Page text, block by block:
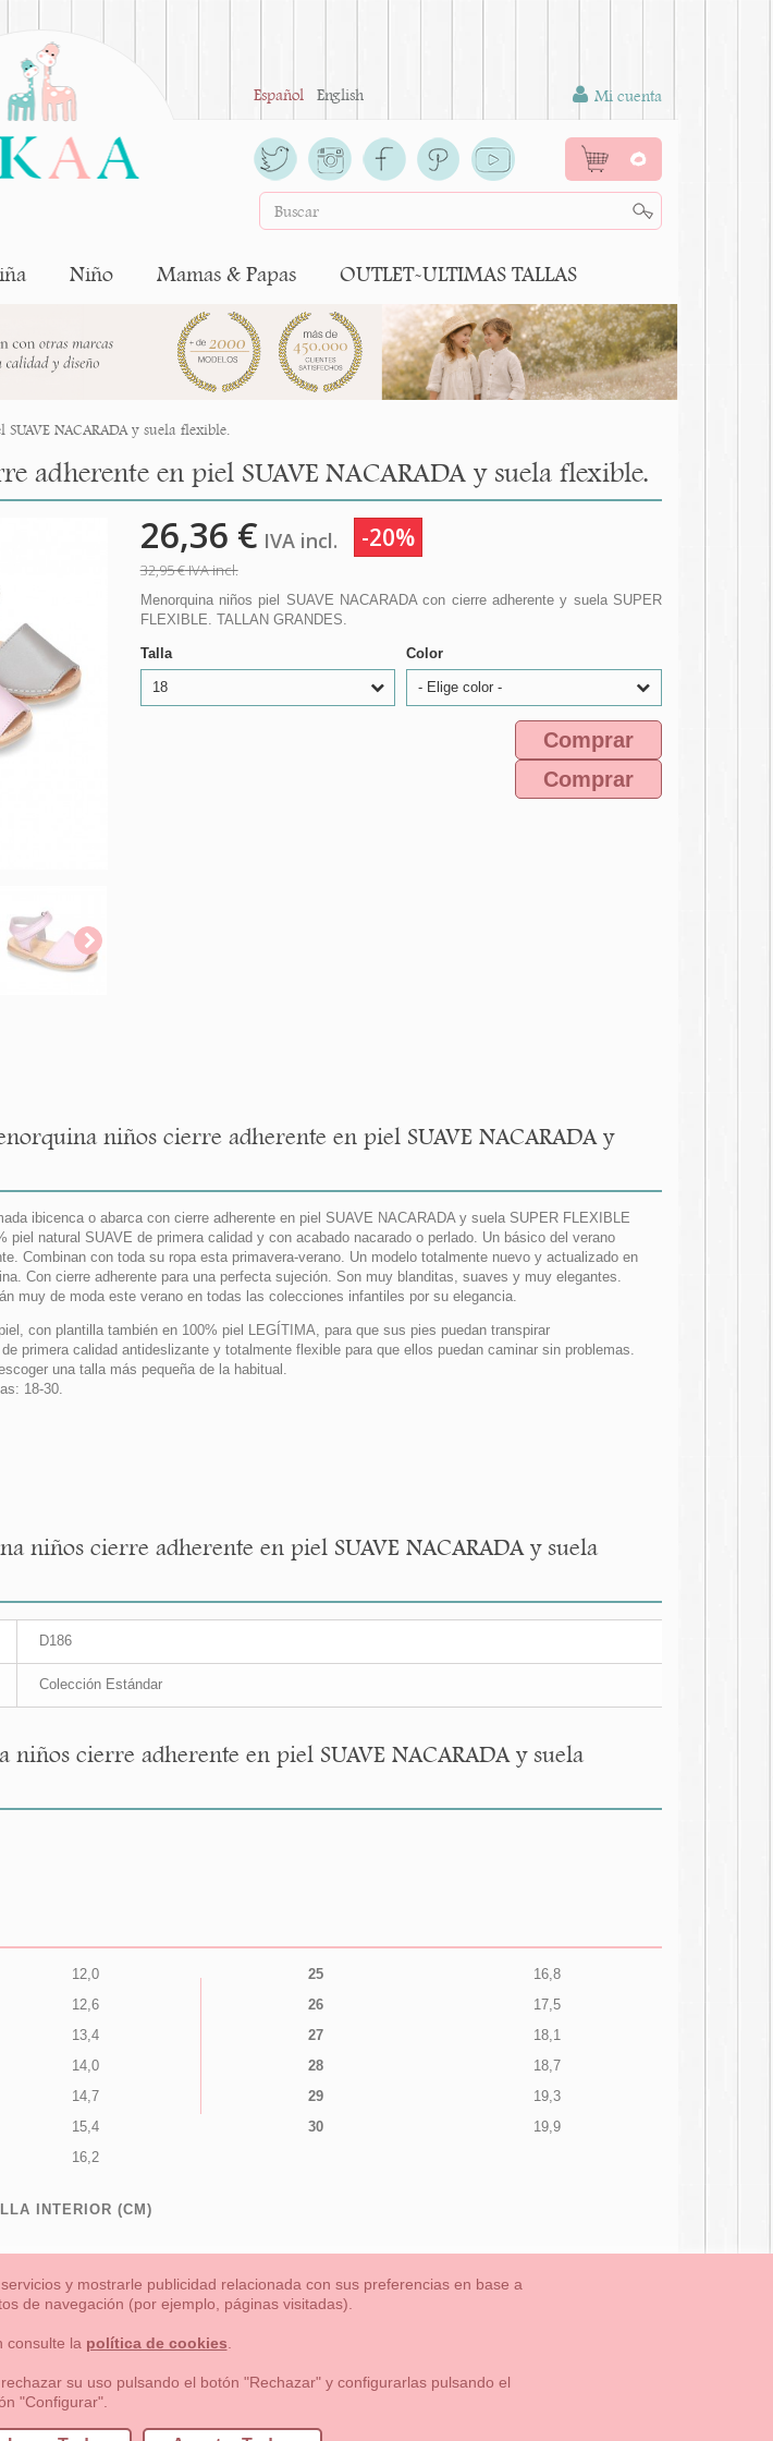
Español English Mi cuenta
0
Niño Mamas & Papas OUTLET-ULTIMAS TALLAS
NACARADA y suela flexible.
adherente en piel SUAVE NACARADA y suela flexible.
26,36 € IVA incl. -20%
32,95 €IVA incl.
Menorquina niños piel SUAVE NACARADA con cierre adherente y suela SUPER
FLEXIBLE. TALLAN GRANDES.
Talla
18
Color
- Elige color -
Comprar
Comprar
niños cierre adherente en piel SUAVE NACARADA y
ibicenca o abarca con cierre adherente en piel SUAVE NACARADA y suela SUPER FLEXIBLE
piel natural SUAVE de primera calidad y con acabado nacarado o perlado. Un básico del verano
Combinan con toda su ropa esta primavera-verano. Un modelo totalmente nuevo y actualizado en
Con cierre adherente para una perfecta sujeción. Son muy blanditas, suaves y muy elegantes.
muy de moda este verano en todas las colecciones infantiles por su elegancia.
con plantilla también en 100% piel LEGÍTIMA, para que sus pies puedan transpirar
primera calidad antideslizante y totalmente flexible para que ellos puedan caminar sin problemas.
una talla más pequeña de la habitual.
18-30.
niños cierre adherente en piel SUAVE NACARADA y suela
D186
Colección Estándar
niños cierre adherente en piel SUAVE NACARADA y suela
12,0
12,6
13,4
14,0
14,7
15,4
16,2
25
16,8
26
17,5
27
18,1
28
18,7
29
19,3
30
19,9
INTERIOR (CM)
& Papas NUEVA COLECCION OUTLET-ULTIMAS TALLAS
y reembolsos Privacidad
Cañada Madrid (España)
y mostrarle publicidad relacionada con sus preferencias en base a
de navegación (por ejemplo, páginas visitadas).
consulte la política de cookies
su uso pulsando el botón "Rechazar" y configurarlas pulsando el
"Configurar".